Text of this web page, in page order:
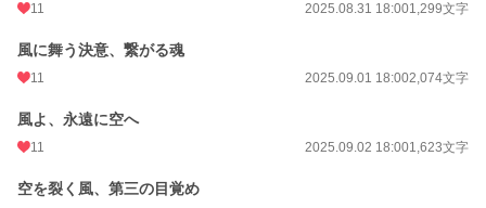
11 2025.08.31 18:001,299文字
風に舞う決意、繋がる魂
11 2025.09.01 18:002,074文字
風よ、永遠に空へ
11 2025.09.02 18:001,623文字
空を裂く風、第三の目覚め